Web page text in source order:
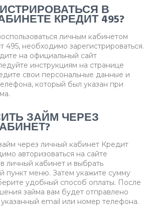
В
КРЕДИТ 495?
личным кабинетом
495, необходимо зарегистрироваться.
на официальный сайт
инструкциям на странице
свои персональные данные и
который был указан при
ЗАЙМ ЧЕРЕЗ
через личный кабинет Кредит
авторизоваться на сайте
личный кабинет и выбрать
пункт меню. Затем укажите сумму
удобный способ оплаты. После
займа вам будет отправлено
email или номер телефона.